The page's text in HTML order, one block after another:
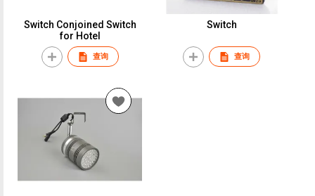
Switch Conjoined Switch
for Hotel
查询
Switch
查询